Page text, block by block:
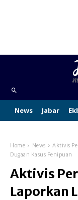
News Jabar
Home News
Aktivis
Dugaan Kasus Penipuan
Aktivis
Laporkan